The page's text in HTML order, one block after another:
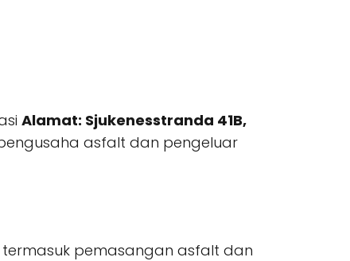
Alamat: Sjukenesstranda 41B,
asfalt dan pengeluar
pemasangan asfalt dan